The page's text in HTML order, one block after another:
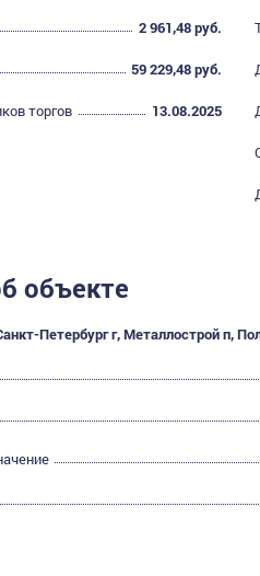
2 961,48 руб.
59 229,48 руб.
торгов 13.08.2025
объекте
Петербург г, Металлострой п,